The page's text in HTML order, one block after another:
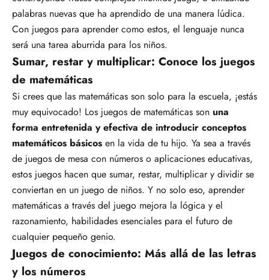
palabras nuevas que ha aprendido de una manera lúdica.
Con juegos para aprender como estos, el lenguaje nunca
será una tarea aburrida para los niños.
Sumar, restar y multiplicar: Conoce los juegos
de matemáticas
Si crees que las matemáticas son solo para la escuela, ¡estás
muy equivocado! Los juegos de matemáticas son una
forma entretenida y efectiva de introducir conceptos
matemáticos básicos en la vida de tu hijo. Ya sea a través
de juegos de mesa con números o aplicaciones educativas,
estos juegos hacen que sumar, restar, multiplicar y dividir se
conviertan en un juego de niños. Y no solo eso, aprender
matemáticas a través del juego mejora la lógica y el
razonamiento, habilidades esenciales para el futuro de
cualquier pequeño genio.
Juegos de conocimiento: Más allá de las letras
y los números